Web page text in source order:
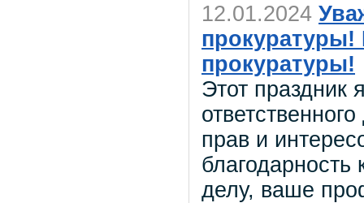
12.01.2024
прокуратуры!
Этот праздник
прав и
делу, ваше